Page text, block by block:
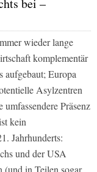
bei –
wieder lange
komplementär
aufgebaut; Europa
Asylzentren
Präsenz
kein
Jahrhunderts:
und der USA
(und in Teilen sogar